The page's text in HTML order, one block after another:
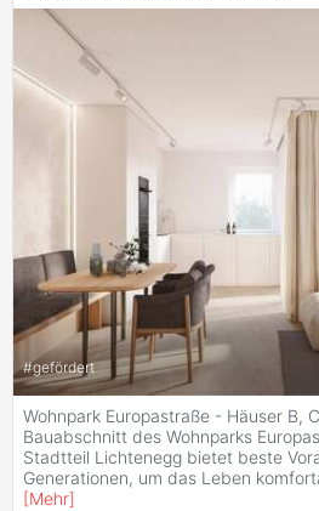
#gefördert
Wohnpark Europastraße - Häuser B,
Bauabschnitt des Wohnparks
Stadtteil Lichtenegg bietet beste
Generationen, um das Leben
[Mehr]